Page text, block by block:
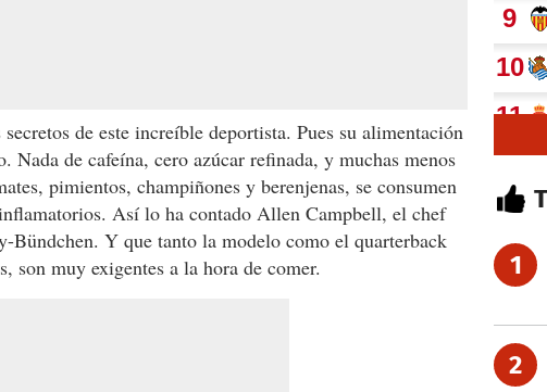
de este increíble deportista. Pues su alimentación
Nada de cafeína, cero azúcar refinada, y muchas menos
pimientos, champiñones y berenjenas, se consumen
Así lo ha contado Allen Campbell, el chef
Bündchen. Y que tanto la modelo como el quarterback
son muy exigentes a la hora de comer.
1
2